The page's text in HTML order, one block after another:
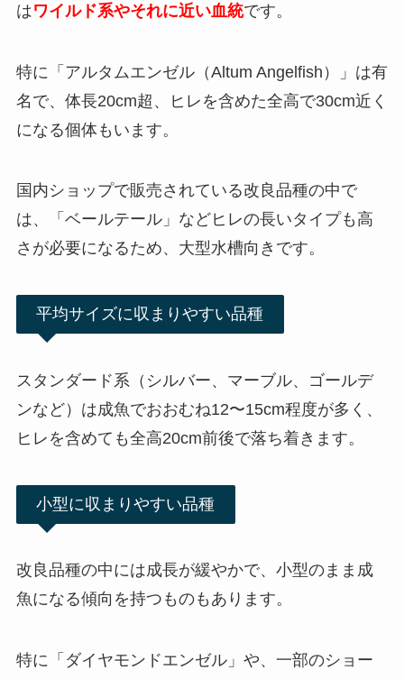
はワイルド系やそれに近い血統です。
特に「アルタムエンゼル（Altum Angelfish）」は有
名で、体長20cm超、ヒレを含めた全高で30cm近く
になる個体もいます。
国内ショップで販売されている改良品種の中で
は、「ベールテール」などヒレの長いタイプも高
さが必要になるため、大型水槽向きです。
平均サイズに収まりやすい品種
スタンダード系（シルバー、マーブル、ゴールデ
ンなど）は成魚でおおむね12〜15cm程度が多く、
ヒレを含めても全高20cm前後で落ち着きます。
小型に収まりやすい品種
改良品種の中には成長が緩やかで、小型のまま成
魚になる傾向を持つものもあります。
特に「ダイヤモンドエンゼル」や、一部のショー